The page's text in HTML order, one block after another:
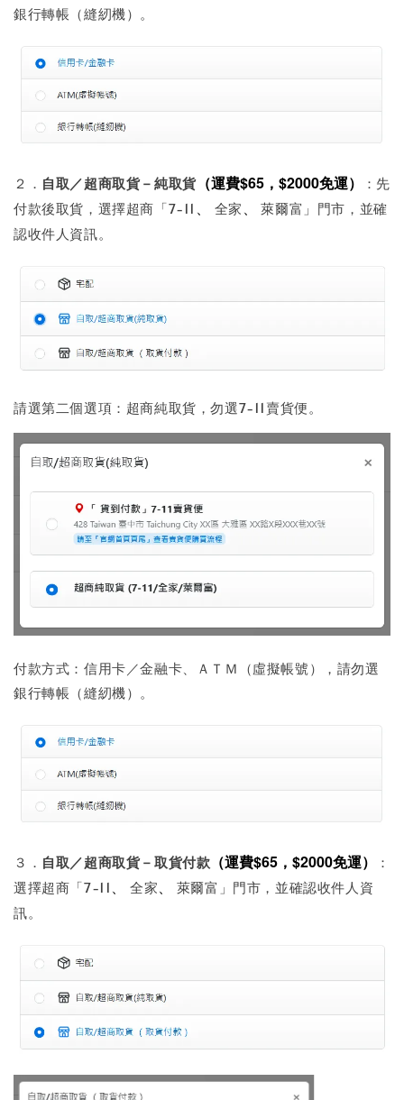
銀行轉帳（縫紉機）。
２． 自取／超商取貨－純取貨（運費$65，$2000免運）
：先
付款後取貨，選擇超商「7-11 、 全家、
萊爾富」門市，並確
認收件人資訊。
請選第二個選項：超商純取貨，勿選7-11賣貨便。
付款方式：信用卡／金融卡、ＡＴＭ（虛擬帳號），請勿選
銀行轉帳（縫紉機）。
３． 自取／超商取貨－取貨付款 （運費$65，$2000免運）
：
選擇超商「7-11、 全家、
萊爾富」門市，並確認收件人資
訊。